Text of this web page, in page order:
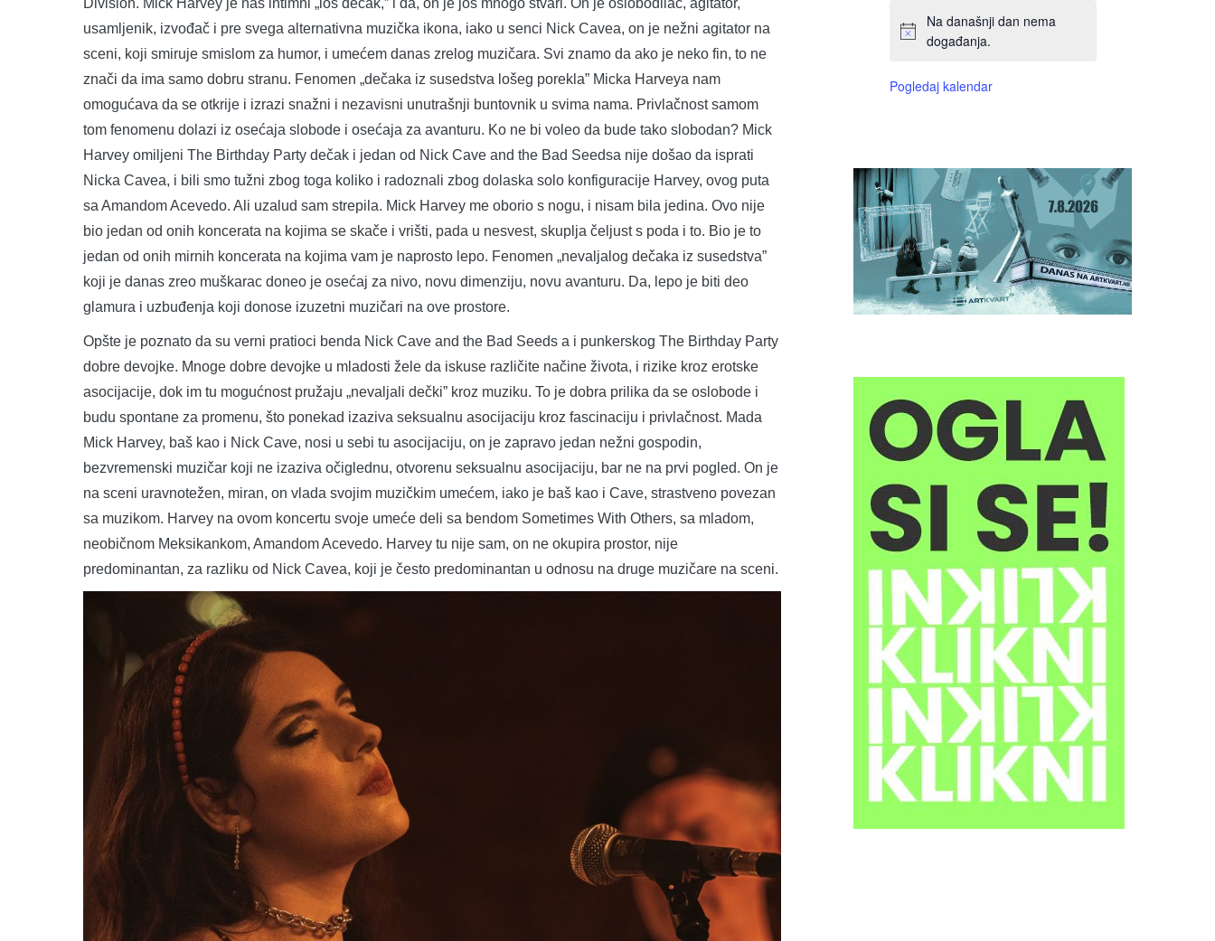
usamljenik, izvođač i pre svega alternativna muzička ikona, iako u senci Nick Cavea, on je nežni agitator na
sceni, koji smiruje smislom za humor, i umećem danas zrelog muzičara. Svi znamo da ako je neko fin, to ne
znači da ima samo dobru stranu. Fenomen „dečaka iz susedstva lošeg porekla” Micka Harveya nam
omogućava da se otkrije i izrazi snažni i nezavisni unutrašnji buntovnik u svima nama. Privlačnost samom
tom fenomenu dolazi iz osećaja slobode i osećaja za avanturu. Ko ne bi voleo da bude tako slobodan? Mick
Harvey omiljeni The Birthday Party dečak i jedan od Nick Cave and the Bad Seedsa nije došao da isprati
Nicka Cavea, i bili smo tužni zbog toga koliko i radoznali zbog dolaska solo konfiguracije Harvey, ovog puta
sa Amandom Acevedo. Ali uzalud sam strepila. Mick Harvey me oborio s nogu, i nisam bila jedina. Ovo nije
bio jedan od onih koncerata na kojima se skače i vrišti, pada u nesvest, skuplja čeljust s poda i to. Bio je to
jedan od onih mirnih koncerata na kojima vam je naprosto lepo. Fenomen „nevaljalog dečaka iz susedstva”
koji je danas zreo muškarac doneo je osećaj za nivo, novu dimenziju, novu avanturu. Da, lepo je biti deo
glamura i uzbuđenja koji donose izuzetni muzičari na ove prostore.
Opšte je poznato da su verni pratioci benda Nick Cave and the Bad Seeds a i punkerskog The Birthday Party
dobre devojke. Mnoge dobre devojke u mladosti žele da iskuse različite načine života, i rizike kroz erotske
asocijacije, dok im tu mogućnost pružaju „nevaljali dečki” kroz muziku. To je dobra prilika da se oslobode i
budu spontane za promenu, što ponekad izaziva seksualnu asocijaciju kroz fascinaciju i privlačnost. Mada
Mick Harvey, baš kao i Nick Cave, nosi u sebi tu asocijaciju, on je zapravo jedan nežni gospodin,
bezvremenski muzičar koji ne izaziva očiglednu, otvorenu seksualnu asocijaciju, bar ne na prvi pogled. On je
na sceni uravnotežen, miran, on vlada svojim muzičkim umećem, iako je baš kao i Cave, strastveno povezan
sa muzikom. Harvey na ovom koncertu svoje umeće deli sa bendom Sometimes With Others, sa mladom,
neobičnom Meksikankom, Amandom Acevedo. Harvey tu nije sam, on ne okupira prostor, nije
predominantan, za razliku od Nick Cavea, koji je često predominantan u odnosu na druge muzičare na sceni.
Na današnji dan nema
događanja.
Pogledaj kalendar